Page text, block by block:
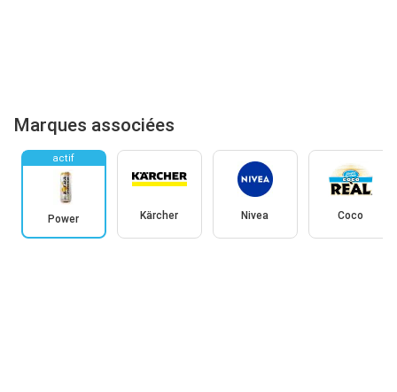
Marques associées
actif
Power Kärcher Nivea Coco